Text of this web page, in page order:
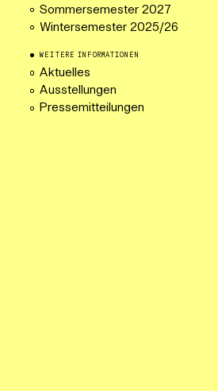
Sommersemester 2027
Wintersemester 2025/26
WEITERE INFORMATIONEN
Aktuelles
Ausstellungen
Pressemitteilungen